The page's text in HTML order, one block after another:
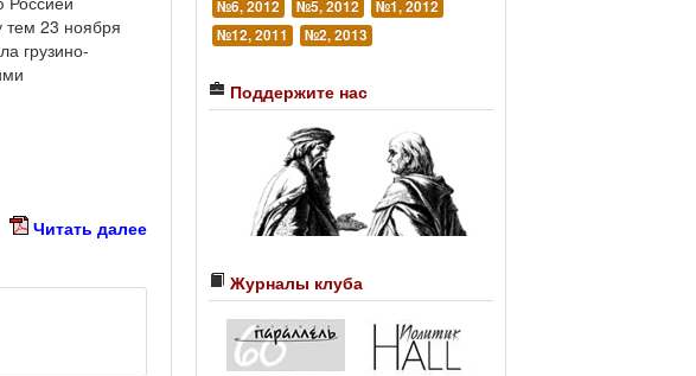
23 ноября
грузино-
Читать далее
№6, 2012
№5, 2012
№1, 2012
№12, 2011
№2, 2013
Поддержите нас
Журналы клуба